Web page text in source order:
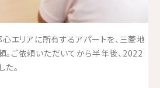
心エリアに所有するアパートを、三菱地
。ご依頼いただいてから半年後、2022
。